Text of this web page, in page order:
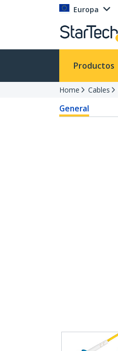
Europa
Productos
Home Cables
General